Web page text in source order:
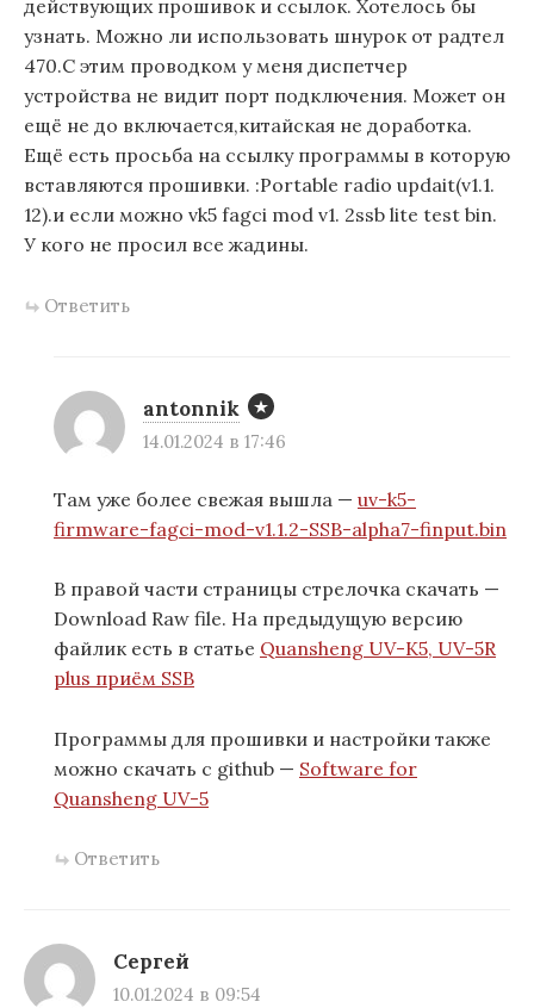
действующих прошивок и ссылок. Хотелось бы
узнать. Можно ли использовать шнурок от радтел
470.С этим проводком у меня диспетчер
устройства не видит порт подключения. Может он
ещё не до включается,китайская не доработка.
Ещё есть просьба на ссылку программы в которую
вставляются прошивки. :Portable radio updait(v1.1.
12).и если можно vk5 fagci mod v1. 2ssb lite test bin.
У кого не просил все жадины.
Ответить
antonnik
14.01.2024 в 17:46
Там уже более свежая вышла — uv-k5-
firmware-fagci-mod-v1.1.2-SSB-alpha7-finput.bin
В правой части страницы стрелочка скачать —
Download Raw file. На предыдущую версию
файлик есть в статье Quansheng UV-K5, UV-5R
plus приём SSB
Программы для прошивки и настройки также
можно скачать с github — Software for
Quansheng UV-5
Ответить
Сергей
10.01.2024 в 09:54